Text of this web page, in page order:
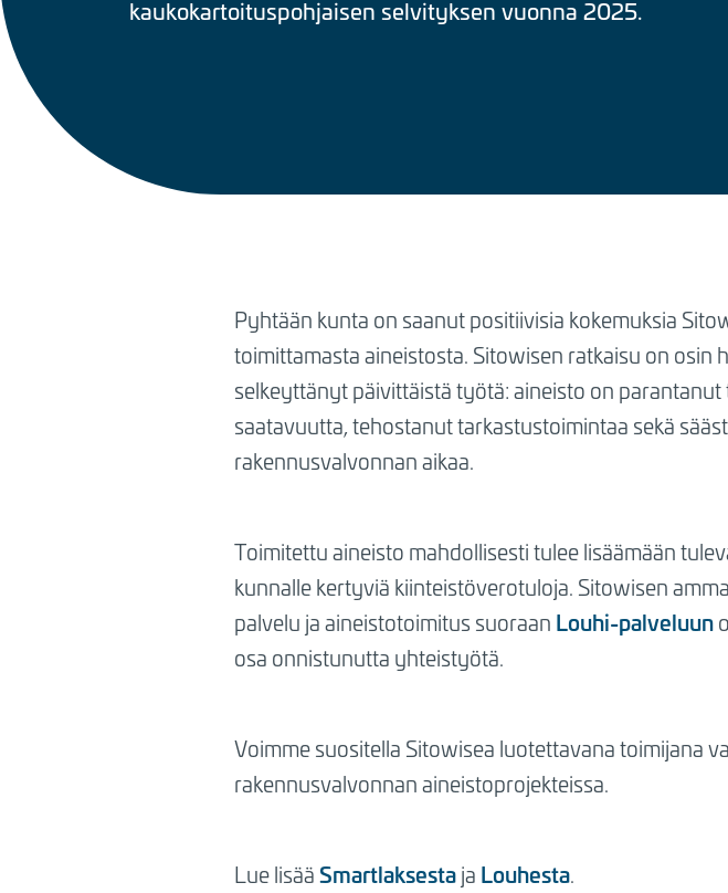
kaukokartoituspohjaisen selvityksen vuonna 2025.
Pyhtään kunta on saanut positiivisia kokemuksia
toimittamasta aineistosta. Sitowisen ratkaisu on osin
selkeyttänyt päivittäistä työtä: aineisto on parantanut
saatavuutta, tehostanut tarkastustoimintaa sekä
rakennusvalvonnan aikaa.
Toimitettu aineisto mahdollisesti tulee lisäämään
kunnalle kertyviä kiinteistöverotuloja. Sitowisen
palvelu ja aineistotoimitus suoraan Louhi-palveluun
osa onnistunutta yhteistyötä.
Voimme suositella Sitowisea luotettavana toimijana
rakennusvalvonnan aineistoprojekteissa.
Lue lisääSmartlaksestaja Louhesta.